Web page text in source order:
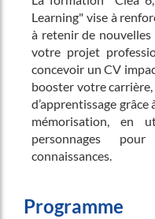
Learning" vise à
à retenir de
votre projet
concevoir un CV
booster votre carrière,
d’apprentissage
mémorisation, en
personnages
connaissances.
Programme